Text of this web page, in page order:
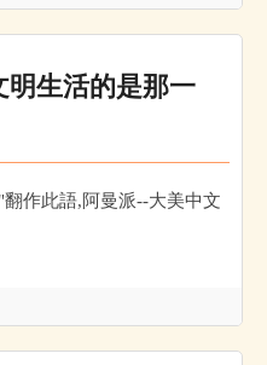
明生活的是那一
作此語,阿曼派--大美中文